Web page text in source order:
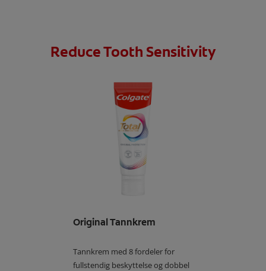
Reduce Tooth Sensitivity
Original Tannkrem
Tannkrem med 8 fordeler for
fullstendig beskyttelse og dobbel